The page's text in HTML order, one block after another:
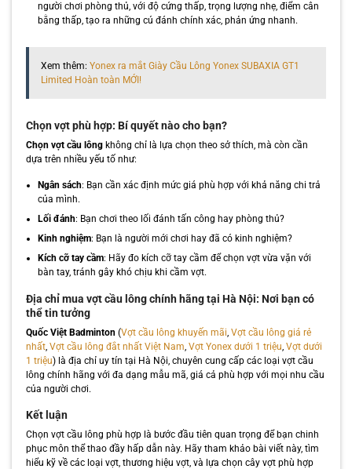
người chơi phòng thủ, với độ cứng thấp, trọng lượng nhẹ, điểm cân
bằng thấp, tạo ra những cú đánh chính xác, phản ứng nhanh.
Xem thêm: Yonex ra mắt Giày Cầu Lông Yonex SUBAXIA GT1
Limited Hoàn toàn MỚI!
Chọn vợt phù hợp: Bí quyết nào cho bạn?
Chọn vợt cầu lôngkhông chỉ là lựa chọn theo sở thích, mà còn cần
dựa trên nhiều yếu tố như:
Ngân sách: Bạn cần xác định mức giá phù hợp với khả năng chi trả
của mình.
Lối đánh: Bạn chơi theo lối đánh tấn công hay phòng thủ?
Kinh nghiệm: Bạn là người mới chơi hay đã có kinh nghiệm?
Kích cỡ tay cầm: Hãy đo kích cỡ tay cầm để chọn vợt vừa vặn với
bàn tay, tránh gây khó chịu khi cầm vợt.
Địa chỉ mua vợt cầu lông chính hãng tại Hà Nội: Nơi bạn có
thể tin tưởng
Quốc Việt Badminton(Vợt cầu lông khuyến mãi Vợt cầu lông giá rẻ
nhất, Vợt cầu lông đắt nhất Việt Nam Vợt Yonex dưới 1 triệu Vợt dưới
1 triệu) là địa chỉ uy tín tại Hà Nội, chuyên cung cấp các loại vợt cầu
lông chính hãng với đa dạng mẫu mã, giá cả phù hợp với mọi nhu cầu
của người chơi.
Kết luận
Chọn vợt cầu lông phù hợp là bước đầu tiên quan trọng để bạn chinh
phục môn thể thao đầy hấp dẫn này. Hãy tham khảo bài viết này, tìm
hiểu kỹ về các loại vợt, thương hiệu vợt, và lựa chọn cây vợt phù hợp